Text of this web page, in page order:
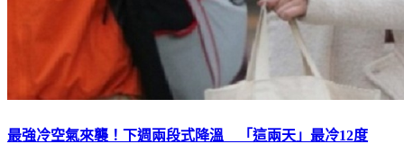
最強冷空氣來襲！下週兩段式降溫 「這兩天」最冷12度